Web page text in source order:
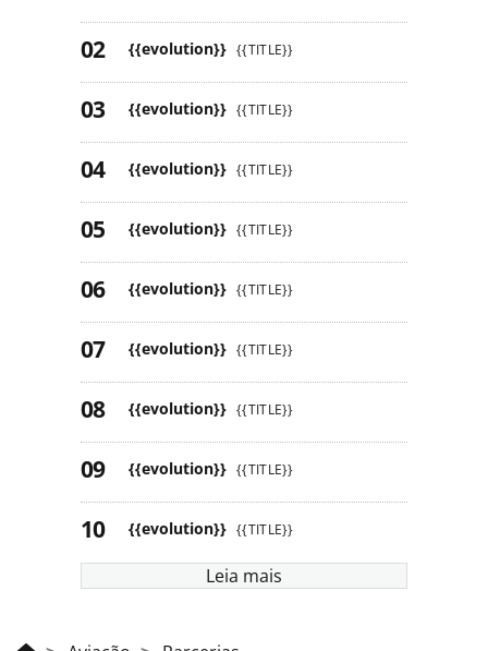
{{evolution}} {{TITLE}}
{{evolution}} {{TITLE}}
{{evolution}} {{TITLE}}
{{evolution}} {{TITLE}}
{{evolution}} {{TITLE}}
{{evolution}} {{TITLE}}
{{evolution}} {{TITLE}}
{{evolution}} {{TITLE}}
{{evolution}} {{TITLE}}
Leia mais